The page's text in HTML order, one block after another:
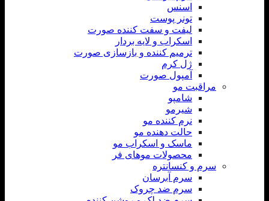
اسنس
تونر پوست
لیفت و سفت کننده صورت
اسکراب و لایه بردار
ترمیم کننده و بازسازی صورت
ژل کرم
آمپول صورت
مراقبت مو
شامپو
شیرمو
نرم کننده مو
حالت دهنده مو
ماسک و اسکراب مو
محصولات موهای فر
سرم و کنسانتره
سرم آبرسان
سرم ضد چروک